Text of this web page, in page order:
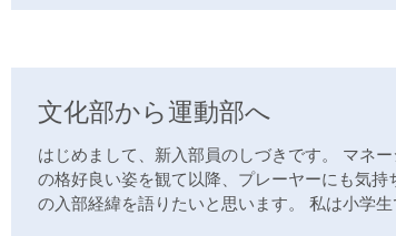
文化部から運動部へ
はじめまして、新入部員のしづきです。 マネ
の格好良い姿を観て以降、プレーヤーにも気持
の入部経緯を語りたいと思います。 私は小学